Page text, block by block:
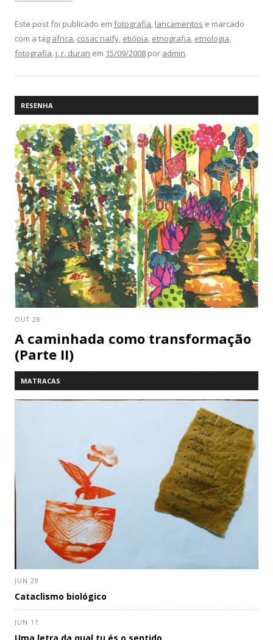
Este post foi publicado em fotografia lançamentos e marcado
com a tag africa cosac naify etiópia etnografia etnologia
fotografia j. r. duran em 15/09/2008 por admin.
RESENHA
OUT 28
A caminhada como transformação
(Parte II)
MATRACAS
JUN 29
Cataclismo biológico
JUN 11